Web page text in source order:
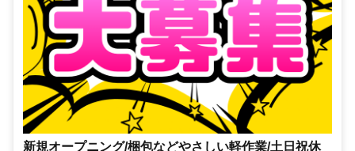
新規オープニング/梱包などやさしい軽作業/土日祝休